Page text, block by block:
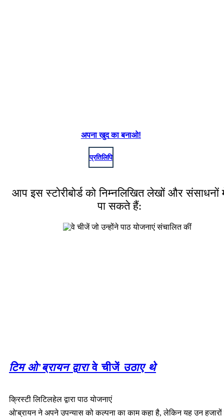
अपना खुद का बनाओ!
प्रतिलिपि
आप इस स्टोरीबोर्ड को निम्नलिखित लेखों और संसाधनों
पा सकते हैं:
टिम ओ'ब्रायन द्वारावे चीजें उठाए थे
क्रिस्टी लिटिलहेल द्वारा पाठ योजनाएं
ओ'ब्रायन ने अपने उपन्यास को कल्पना का काम कहा है, लेकिन यह उन हजारों